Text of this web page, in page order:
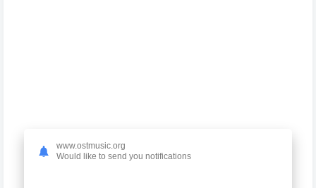
www.ostmusic.org
Would like to send you notifications